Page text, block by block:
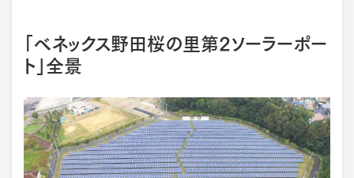
「ベネックス野田桜の里第2ソーラーポー
ト」全景